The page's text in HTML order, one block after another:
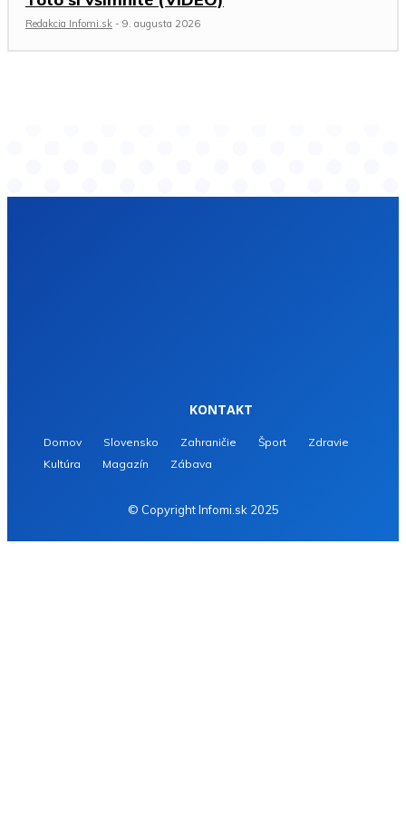
Redakcia Infomi.sk - 9. augusta 2026
KONTAKT
Domov Slovensko Zahraničie Šport
Zdravie
Kultúra
Magazín Zábava
© Copyright Infomi.sk 2025